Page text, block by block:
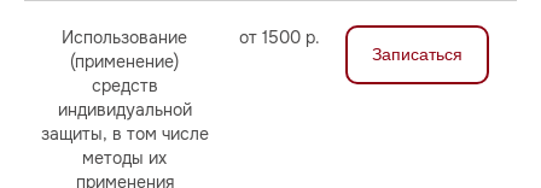
Использование
(применение)
средств
индивидуальной
защиты, в том числе
методы их
применения
от 1500 р.
Записаться